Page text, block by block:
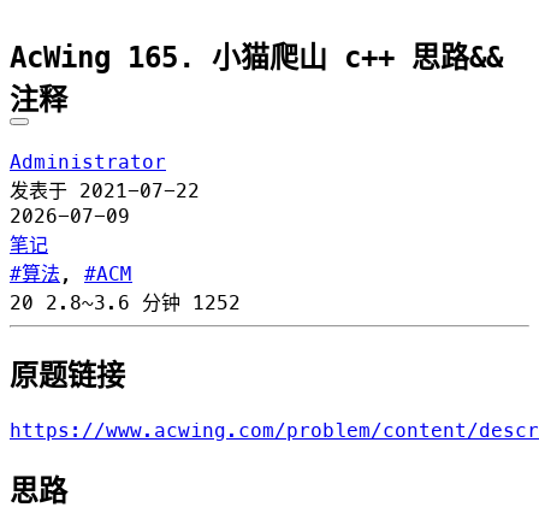
AcWing 165. 小猫爬山 c++ 思路&&
注释
Administrator
发表于 2021-07-22
2026-07-09
笔记
算法,
ACM
20 2.8~3.6 分钟 1252
原题链接
https://www.acwing.com/problem/content/
思路